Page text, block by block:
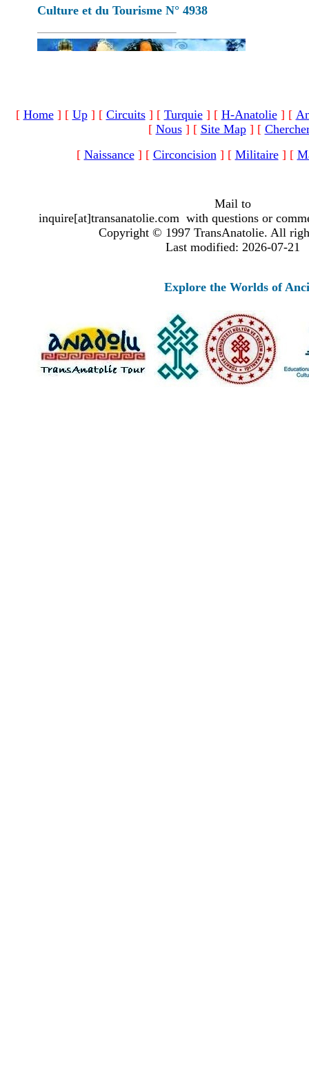
Culture et du Tourisme N° 4938
[ Home] [ Up] [ Circuits] [ Turquie] [ H-Anatolie] [
[ Nous] [ Site Map] [
[ Naissance] [ Circoncision] [ Militaire] [
Mail to
inquire[at]transanatolie.com with questions or
Copyright © 1997 TransAnatolie. All
Last modified: 2026-07-21
Explore the Worlds of Ancient